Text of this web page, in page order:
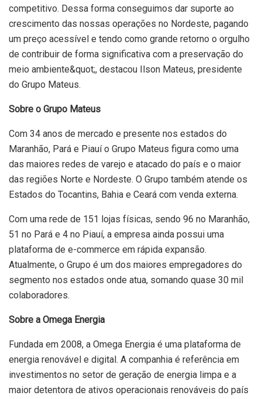
competitivo. Dessa forma conseguimos dar suporte ao
crescimento das nossas operações no Nordeste, pagando
um preço acessível e tendo como grande retorno o orgulho
de contribuir de forma significativa com a preservação do
meio ambiente&quot;, destacou Ilson Mateus, presidente
do Grupo Mateus.
Sobre o Grupo Mateus
Com 34 anos de mercado e presente nos estados do
Maranhão, Pará e Piauí o Grupo Mateus figura como uma
das maiores redes de varejo e atacado do país e o maior
das regiões Norte e Nordeste. O Grupo também atende os
Estados do Tocantins, Bahia e Ceará com venda externa.
Com uma rede de 151 lojas físicas, sendo 96 no Maranhão,
51 no Pará e 4 no Piauí, a empresa ainda possui uma
plataforma de e-commerce em rápida expansão.
Atualmente, o Grupo é um dos maiores empregadores do
segmento nos estados onde atua, somando quase 30 mil
colaboradores.
Sobre a Omega Energia
Fundada em 2008, a Omega Energia é uma plataforma de
energia renovável e digital. A companhia é referência em
investimentos no setor de geração de energia limpa e a
maior detentora de ativos operacionais renováveis do país